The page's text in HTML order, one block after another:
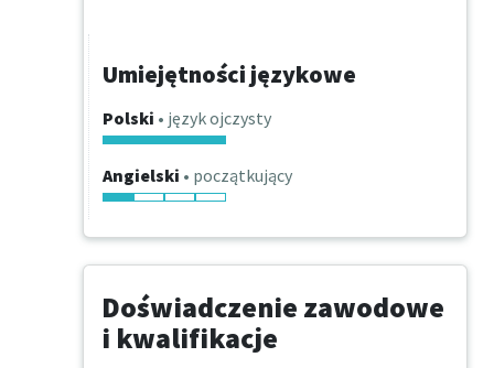
Umiejętności językowe
Polski • język ojczysty
Angielski • początkujący
Doświadczenie zawodowe
i kwalifikacje